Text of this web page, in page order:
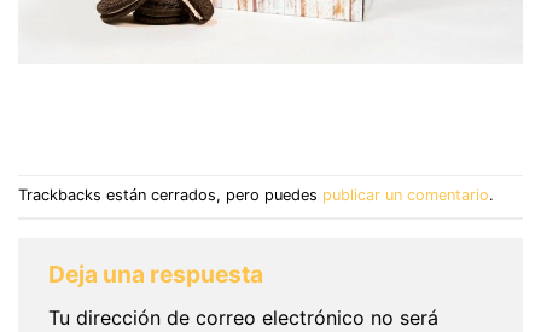
Trackbacks están cerrados, pero puedes publicar un comentario.
Deja una respuesta
Tu dirección de correo electrónico no será